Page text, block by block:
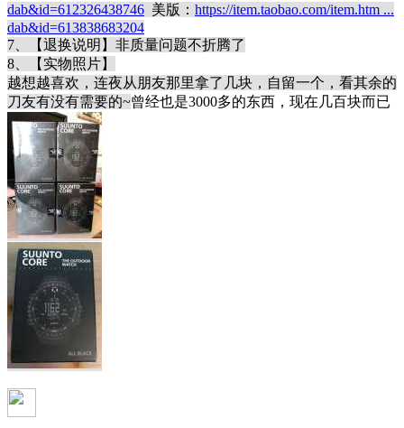
dab&id=612326438746 美版： https://item.taobao.com/item.htm ...
dab&id=613838683204
7、【退换说明】非质量问题不折腾了
8、【实物照片】
越想越喜欢，连夜从朋友那里拿了几块，自留一个，看其余的
刀友有没有需要的~曾经也是3000多的东西，现在几百块而已